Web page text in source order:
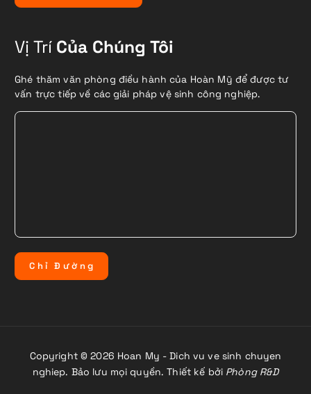
Vị TríCủa Chúng Tôi
Ghé thăm văn phòng điều hành của Hoàn Mỹ để được tư
vấn trực tiếp về các giải pháp vệ sinh công nghiệp.
C hỉ Đ ườ ng
Copyright © 2026 Hoan My - Dich vu ve sinh chuyen
nghiep. Bảo lưu mọi quyền. Thiết kế bởi Phòng R&D